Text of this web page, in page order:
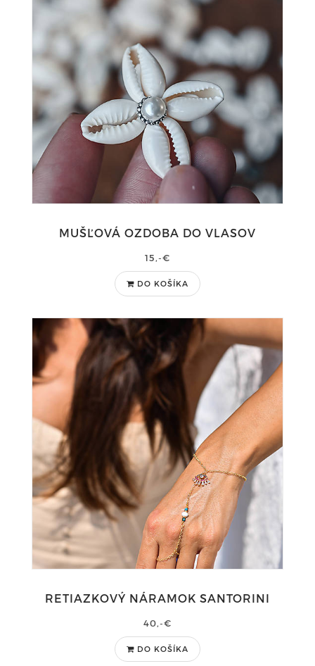
MUŠĽOVÁ OZDOBA DO VLASOV
15,-€
DO KOŠÍKA
RETIAZKOVÝ NÁRAMOK SANTORINI
40,-€
DO KOŠÍKA